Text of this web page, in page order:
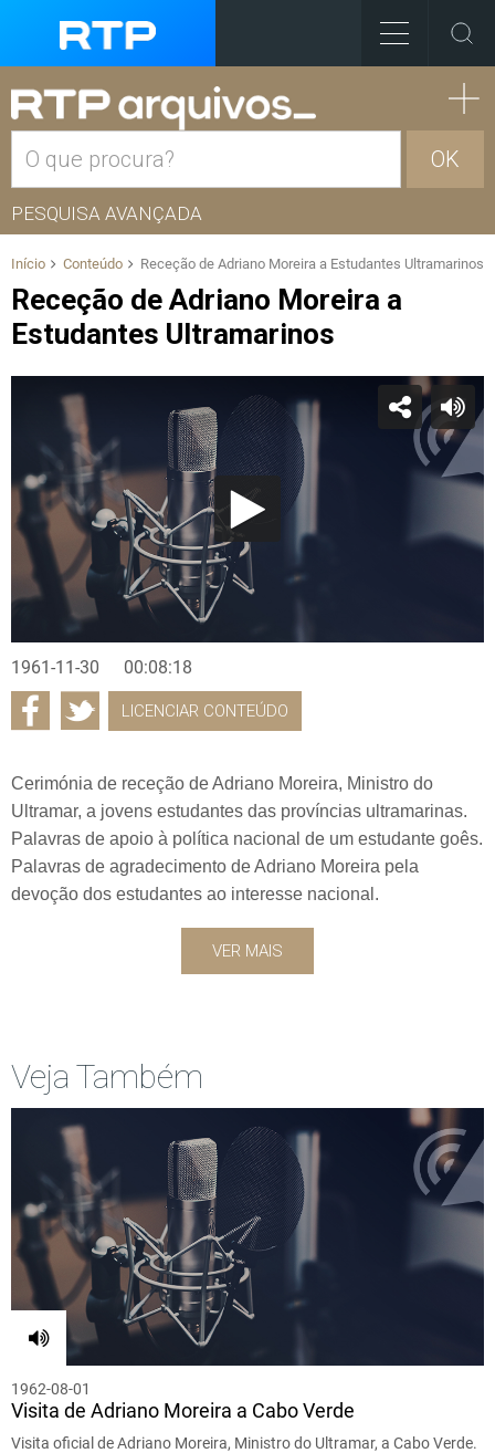
OK
PESQUISA AVANÇADA
Início Conteúdo Receção de Adriano Moreira a Estudantes Ultramarinos
Receção de Adriano Moreira a
Estudantes Ultramarinos
1961-11-30 00:08:18
LICENCIAR CONTEÚDO
Cerimónia de receção de Adriano Moreira, Ministro do
Ultramar, a jovens estudantes das províncias ultramarinas.
Palavras de apoio à política nacional de um estudante goês.
Palavras de agradecimento de Adriano Moreira pela
devoção dos estudantes ao interesse nacional.
VER MAIS
Veja Também
1962-08-01
Visita de Adriano Moreira a Cabo Verde
Visita oficial de Adriano Moreira, Ministro do Ultramar, a Cabo Verde.